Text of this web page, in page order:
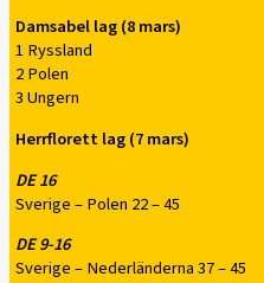
Damsabel lag (8 mars)
1 Ryssland
2 Polen
3 Ungern
Herrflorett lag (7 mars)
DE 16
Sverige – Polen 22 – 45
DE 9-16
Sverige – Nederländerna 37 – 45